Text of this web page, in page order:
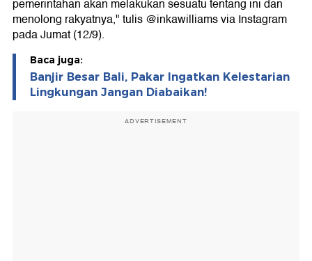
pemerintahan akan melakukan sesuatu tentang ini dan
menolong rakyatnya," tulis @inkawilliams via Instagram
pada Jumat (12/9).
Baca juga:
Banjir Besar Bali, Pakar Ingatkan Kelestarian
Lingkungan Jangan Diabaikan!
ADVERTISEMENT